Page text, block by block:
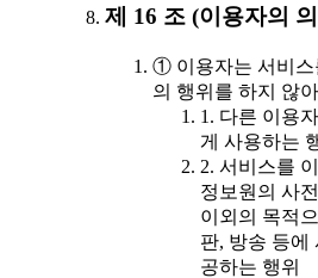
제 16 조 (이용자의
① 이용자는 서비스
의 행위를 하지 않
1. 다른 이용
게 사용하는
2. 서비스를
정보원의 사
이외의 목적
판, 방송 등에
공하는 행위